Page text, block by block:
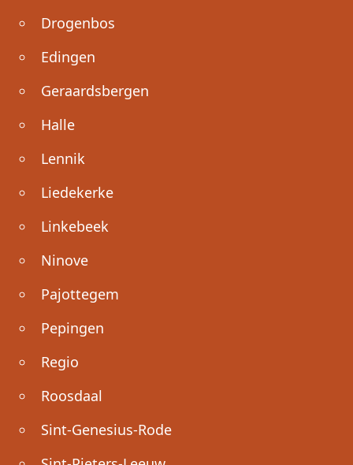
Drogenbos
Edingen
Geraardsbergen
Halle
Lennik
Liedekerke
Linkebeek
Ninove
Pajottegem
Pepingen
Regio
Roosdaal
Sint-Genesius-Rode